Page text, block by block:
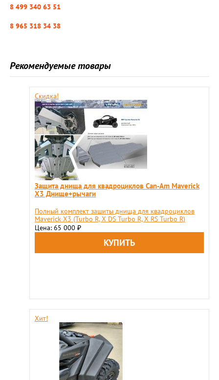
8 499 340 63 51
8 965 318 34 38
Рекомендуемые товары
Скидка!
Защита днища для квадроциклов Can-Am Maverick
X3 Днище+рычаги
Полный комплект зашиты днища для квадроциклов
Maverick X3 (Turbo R, X DS Turbo R, X RS Turbo R)
Цена: 65 000 ₽
Хит!